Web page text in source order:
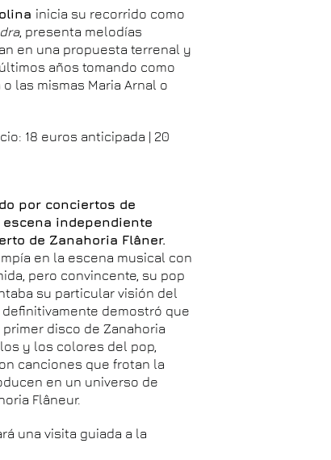
inicia su recorrido como
, presenta melodías
en una propuesta terrenal y
años tomando como
las mismas Maria Arnal o
18 euros anticipada | 20
por conciertos de
independiente
de Zanahoria Flâner.
en la escena musical con
pero convincente, su pop
su particular visión del
definitivamente demostró que
primer disco de Zanahoria
y los colores del pop,
canciones que frotan la
en un universo de
Flâneur.
una visita guiada a la